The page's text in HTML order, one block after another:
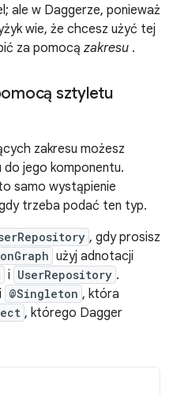
ale w Daggerze, ponieważ
wie, że chcesz użyć tej
za pomocą zakresu .
sztyletu
zakresu możesz
jego komponentu.
samo wystąpienie
trzeba podać ten typ.
, gdy prosisz
użyj adnotacji
i UserRepository .
@Singleton , która
, którego Dagger